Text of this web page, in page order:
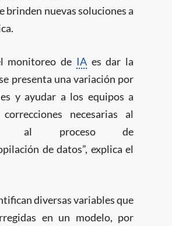
brinden nuevas soluciones a
monitoreo de IAes dar la
presenta una variación por
y ayudar a los equipos a
necesarias al
al proceso de
de datos”, explica el
diversas variables que
en un modelo, por